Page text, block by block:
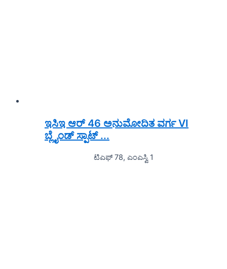
ಇಸಿಇ ಆರ್ 46 ಅನುಮೋದಿತ ವರ್ಗ VI
ಬ್ಲೈಂಡ್ ಸ್ಪಾಟ್ ...
ಟಿಎಫ್ 78, ಎಂಎಸ್ವಿ 1